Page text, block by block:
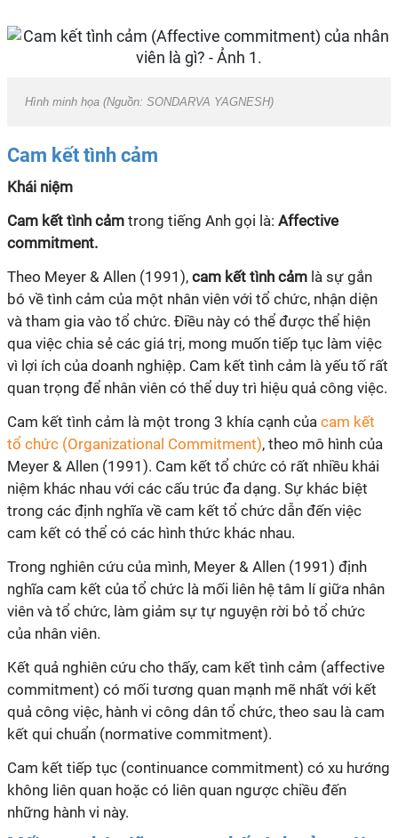
Hình minh họa (Nguồn: SONDARVA YAGNESH)
Cam kết tình cảm
Khái niệm
Cam kết tình cảm trong tiếng Anh gọi là: Affective
commitment.
Theo Meyer & Allen (1991), cam kết tình cảm là sự gắn
bó về tình cảm của một nhân viên với tổ chức, nhận diện
và tham gia vào tổ chức. Điều này có thể được thể hiện
qua việc chia sẻ các giá trị, mong muốn tiếp tục làm việc
vì lợi ích của doanh nghiệp. Cam kết tình cảm là yếu tố rất
quan trọng để nhân viên có thể duy trì hiệu quả công việc.
Cam kết tình cảm là một trong 3 khía cạnh của cam kết
tổ chức (Organizational Commitment), theo mô hình của
Meyer & Allen (1991). Cam kết tổ chức có rất nhiều khái
niệm khác nhau với các cấu trúc đa dạng. Sự khác biệt
trong các định nghĩa về cam kết tổ chức dẫn đến việc
cam kết có thể có các hình thức khác nhau.
Trong nghiên cứu của mình, Meyer & Allen (1991) định
nghĩa cam kết của tổ chức là mối liên hệ tâm lí giữa nhân
viên và tổ chức, làm giảm sự tự nguyện rời bỏ tổ chức
của nhân viên.
Kết quả nghiên cứu cho thấy, cam kết tình cảm (affective
commitment) có mối tương quan mạnh mẽ nhất với kết
quả công việc, hành vi công dân tổ chức, theo sau là cam
kết qui chuẩn (normative commitment).
Cam kết tiếp tục (continuance commitment) có xu hướng
không liên quan hoặc có liên quan ngược chiều đến
những hành vi này.